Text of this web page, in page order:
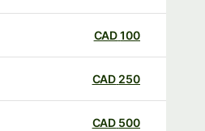
100
CAD
250
CAD
500
CAD